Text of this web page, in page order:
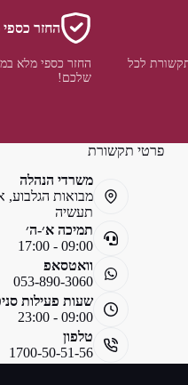
תקשורת לכל
החזר
החזר כספי מלא
שלכם!
פרטי תקשורת
משרדי הנהלה
מבואות הגלבוע,
תעשיה
תמיכה א׳-ה׳
09:00 - 17:00
וואטסאפ
053-890-3060
שעות פעילות
09:00 - 23:00
טלפון
1700-50-51-56